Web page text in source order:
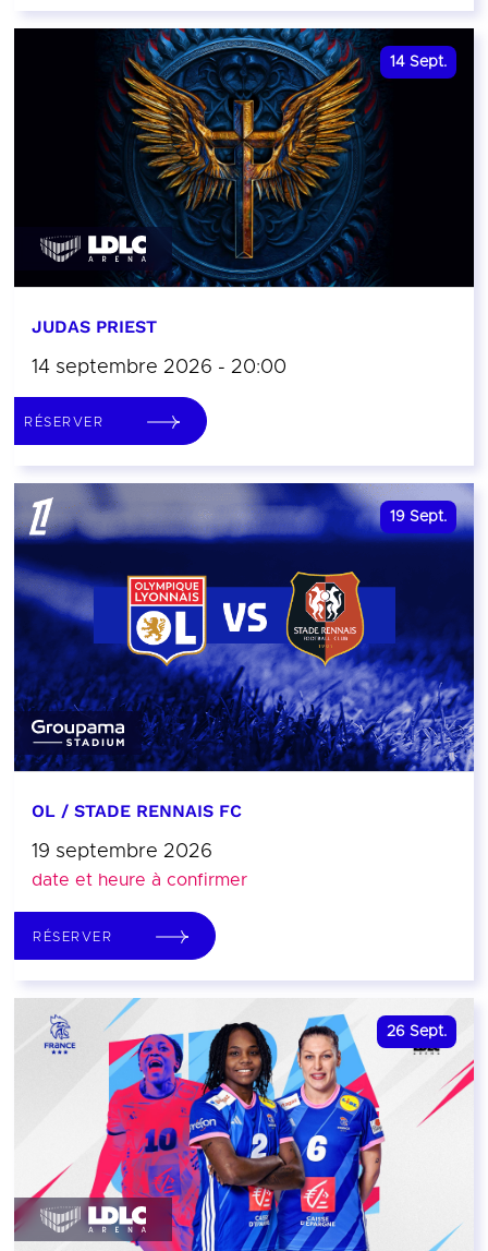
14 Sept.
JUDAS PRIEST
14 septembre 2026 - 20:00
RÉSERVER
19 Sept.
OL / STADE RENNAIS FC
19 septembre 2026
date et heure à confirmer
RÉSERVER
26 Sept.